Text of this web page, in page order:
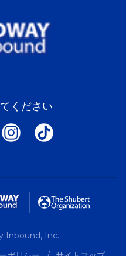
ください
Inbound, Inc.